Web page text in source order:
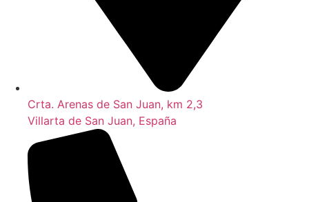
Crta. Arenas de San Juan, km 2,3
Villarta de San Juan, España